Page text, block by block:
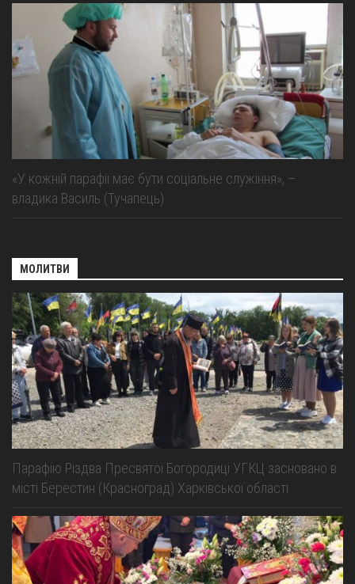
«У кожній парафії має бути соціальне служіння», –
владика Василь (Тучапець)
МОЛИТВИ
Парафію Різдва Пресвятої Богородиці УГКЦ засновано в
місті Берестин (Красноград) Харківської області